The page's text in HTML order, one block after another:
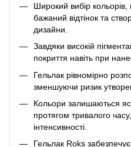
Широкий вибір
бажаний відтінок та
дизайни.
Завдяки високій
покриття навіть при
Гельлак рівномірно
зменшуючи ризик
Кольори залишаються
протягом тривалого
інтенсивності.
Гельлак Roks забезпечує